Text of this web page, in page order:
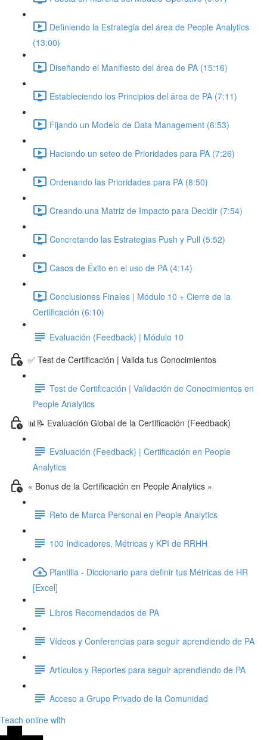
Definiendo la Estrategia del área de People Analytics
(13:00)
Diseñando el Manifiesto del área de PA (15:16)
Estableciendo los Principios del área de PA (7:11)
Fijando un Modelo de Data Management (6:53)
Haciendo un seteo de Prioridades para PA (7:26)
Ordenando las Prioridades para PA (8:50)
Creando una Matriz de Impacto para Decidir (7:54)
Concretando las Estrategias Push y Pull (5:52)
Casos de Éxito en el uso de PA (4:14)
Conclusiones Finales | Módulo 10 + Cierre de la
Certificación (6:10)
Evaluación (Feedback) | Módulo 10
✅ Test de Certificación | Valida tus Conocimientos
Test de Certificación | Validación de Conocimientos en
People Analytics
📊📝 Evaluación Global de la Certificación (Feedback)
Evaluación (Feedback) | Certificación en People
Analytics
« Bonus de la Certificación en People Analytics »
Reto de Marca Personal en People Analytics
100 Indicadores, Métricas y KPI de RRHH
Plantilla - Diccionario para definir tus Métricas de HR
[Excel]
Libros Recomendados de PA
Vídeos y Conferencias para seguir aprendiendo de PA
Artículos y Reportes para seguir aprendiendo de PA
Acceso a Grupo Privado de la Comunidad
Teach online with